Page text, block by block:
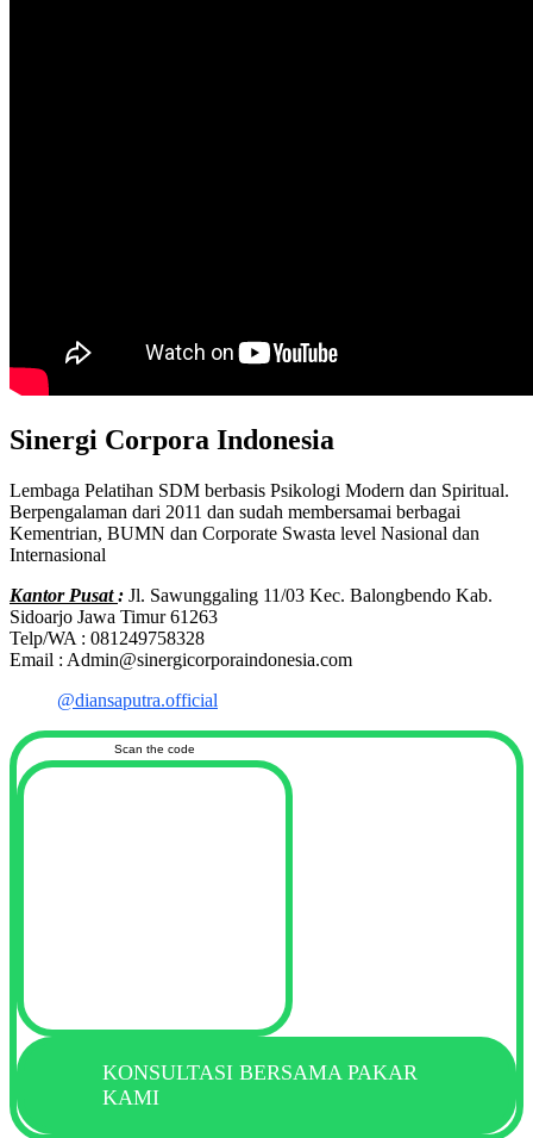
Sinergi Corpora Indonesia
Lembaga Pelatihan SDM berbasis Psikologi Modern dan Spiritual.
Berpengalaman dari 2011 dan sudah membersamai berbagai
Kementrian, BUMN dan Corporate Swasta level Nasional dan
Internasional
Kantor Pusat: Jl. Sawunggaling 11/03 Kec. Balongbendo Kab.
Sidoarjo Jawa Timur 61263
Telp/WA : 081249758328
Email : Admin@sinergicorporaindonesia.com
@diansaputra.official
Scan the code
KONSULTASI BERSAMA PAKAR
KAMI